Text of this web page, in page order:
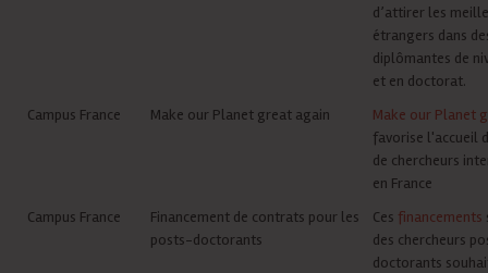
d’attirer les
étrangers dans
diplômantes de
et en doctorat.
Campus France
Make our Planet great again
Make our Planet
favorise l'accueil
de chercheurs
en France
Campus France
Financement de contrats pour les
posts-doctorants
Ces financements
des chercheurs
doctorants